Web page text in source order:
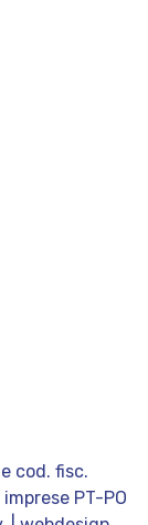
cod. fisc.
PT-PO